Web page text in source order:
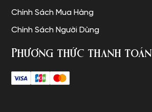
Chính Sách Mua Hàng
Chính Sách Người Dùng
Phương thức thanh toán